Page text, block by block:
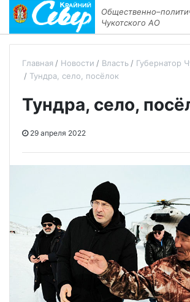
Чукотского АО
Главная Новости Власть
Губернатор
Тундра, село, посёлок
Тундра, село,
29 апреля 2022